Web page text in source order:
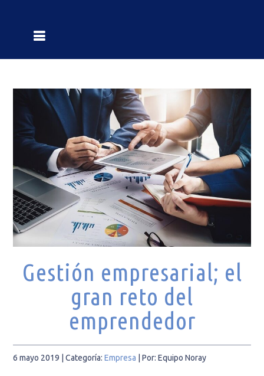
Gestión empresarial; el
gran reto del
emprendedor
6 mayo 2019 | Categoría:Empresa |Por: Equipo Noray